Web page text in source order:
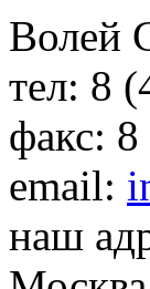
Волей
тел: 8
факс: 8
email:
наш